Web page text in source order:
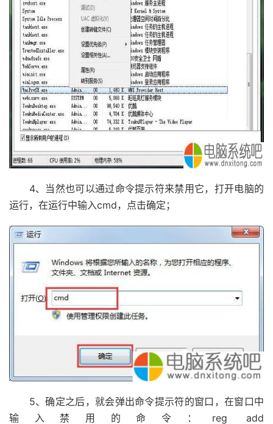
4、当然也可以通过命令提示符来禁用它，打开电脑的
运行，在运行中输入cmd，点击确定；
5、确定之后，就会弹出命令提示符的窗口，在窗口中
输入禁用的命令：reg add